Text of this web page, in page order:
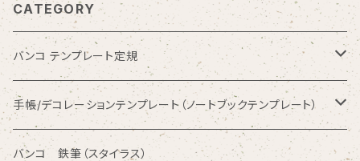
CATEGORY
バンコ テンプレート定規
数字入りテンプレート定規
ひらがな入りテンプレート定規
手帳/デコレーションテンプレート（ノートブックテンプレート）
バンコ ノートブックテンプレート（カードサイズ）
バンコ 鉄筆（スタイラス）